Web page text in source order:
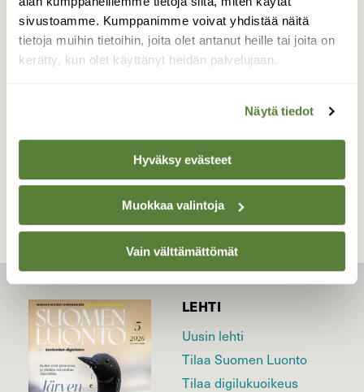
sivustoamme. Kumppanimme voivat yhdistää näitä
tietoja muihin tietoihin, joita olet antanut heille tai joita on
kerätty, kun olet käyttänyt heidän palvelujaan.
Näytä tiedot
Hyväksy evästeet
Muokkaa valintoja
Vain välttämättömät
Tokoinrannan ruokintapaikka on kuivunut
senverran, että varpusetkin voivat syödä.
TAKAISIN LISTAAN
LEHTI
Uusin lehti
Tilaa Suomen Luonto
Tilaa digilukuoikeus